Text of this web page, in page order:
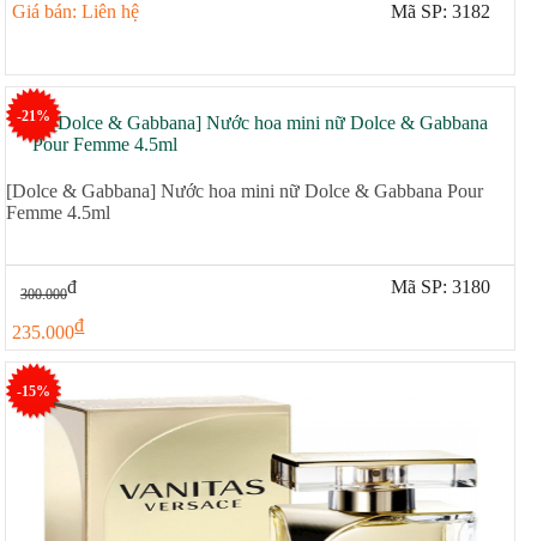
Giá bán: Liên hệ Mã SP: 3182
-21%
[Dolce & Gabbana] Nước hoa mini nữ Dolce & Gabbana Pour
Femme 4.5ml
300.000đ
235.000đ
Mã SP: 3180
-15%